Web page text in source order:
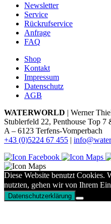
Newsletter
Service
Rückrufservice
Anfrage
FAQ
Shop
Kontakt
Impressum
Datenschutz
AGB
WATERWORLD | Werner
Stublerfeld 22, Penthouse Top 7
A – 6123 Terfens-Vomperbach
+43 (0)5224 67 455 |
Diese Website benutzt Cookies.
nutzten, gehen wir von Ihrem
Datenschutzerklärung